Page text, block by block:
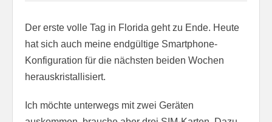
Der erste volle Tag in Florida geht zu Ende. Heute
hat sich auch meine endgültige Smartphone-
Konfiguration für die nächsten beiden Wochen
herauskristallisiert.
Ich möchte unterwegs mit zwei Geräten